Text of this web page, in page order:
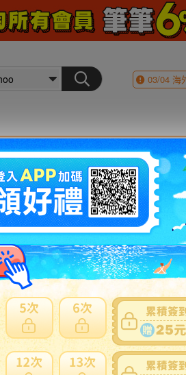
03/04海
會員登入
運送損壞